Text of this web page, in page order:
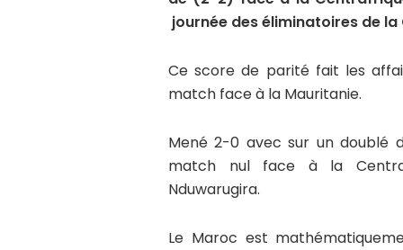
journée des éliminatoires de la
Ce score de parité fait les
match face à la Mauritanie.
Mené 2-0 avec sur un doublé
match nul face à la
Nduwarugira.
Le Maroc est